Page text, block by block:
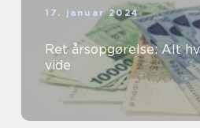
17. januar 2024
Ret årsopgørelse: Alt
vide